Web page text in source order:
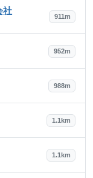
社
911m
952m
988m
1.1km
1.1km